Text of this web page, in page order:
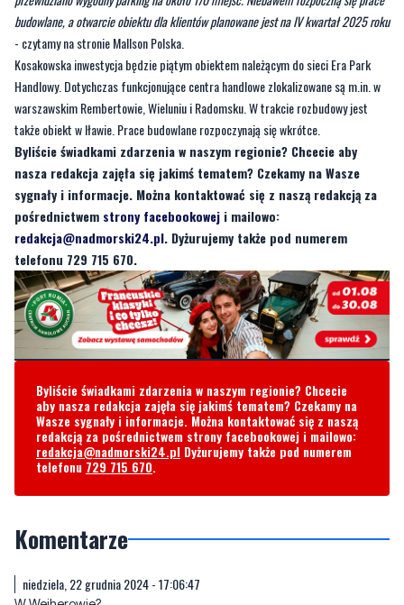
budowlane, a otwarcie obiektu dla klientów planowane jest na IV kwartał 2025 roku
- czytamy na stronie Mallson Polska.
Kosakowska inwestycja będzie piątym obiektem należącym do sieci Era Park
Handlowy. Dotychczas funkcjonujące centra handlowe zlokalizowane są m.in. w
warszawskim Rembertowie, Wieluniu i Radomsku. W trakcie rozbudowy jest
także obiekt w Iławie. Prace budowlane rozpoczynają się wkrótce.
Byliście świadkami zdarzenia w naszym regionie? Chcecie aby
nasza redakcja zajęła się jakimś tematem? Czekamy na Wasze
sygnały i informacje. Można kontaktować się z naszą redakcją za
pośrednictwem strony facebookowej i mailowo:
redakcja@nadmorski24.pl. Dyżurujemy także pod numerem
telefonu 729 715 670.
Byliście świadkami zdarzenia w naszym regionie? Chcecie
aby nasza redakcja zajęła się jakimś tematem? Czekamy na
Wasze sygnały i informacje. Można kontaktować się z naszą
redakcją za pośrednictwem strony facebookowej i mailowo:
redakcja@nadmorski24.pl Dyżurujemy także pod numerem
telefonu 729 715 670.
Komentarze
niedziela, 22 grudnia 2024 - 17:06:47